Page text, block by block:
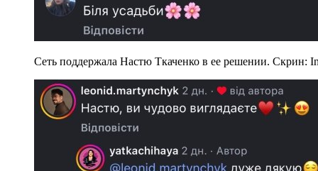
Сеть поддержала Настю Ткаченко в ее решении. Скрин: